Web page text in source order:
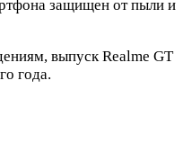
защищен от пыли и
выпуск Realme GT
года.